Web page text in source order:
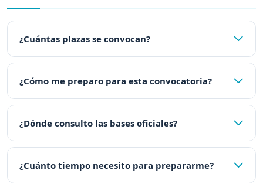
¿Cuántas plazas se convocan?
¿Cómo me preparo para esta convocatoria?
¿Dónde consulto las bases oficiales?
¿Cuánto tiempo necesito para prepararme?